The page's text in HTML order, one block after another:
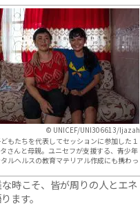
© UNICEF/UNI306613/Ijazah
もたちを代表してセッションに参加した１
さんと母親。ユニセフが支援する、青少年
ルヘルスの教育マテリアル作成にも携わっ
時こそ、皆が周りの人とエネ
ます。